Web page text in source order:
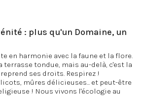
: plus qu'un Domaine, un
en harmonie avec la faune et la flore.
terrasse tondue, mais au-delà, c'est la
ses droits. Respirez !
mûres délicieuses... et peut-être
! Nous vivons l'écologie au